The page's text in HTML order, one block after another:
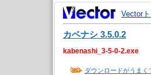
Vector
カベナシ 3.5.0.2
kabenashi_3-5-0-2.exe
ダウンロードがうま